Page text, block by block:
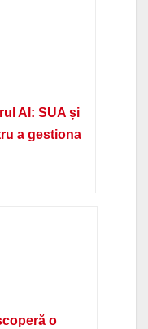
AI: SUA și
a gestiona
o